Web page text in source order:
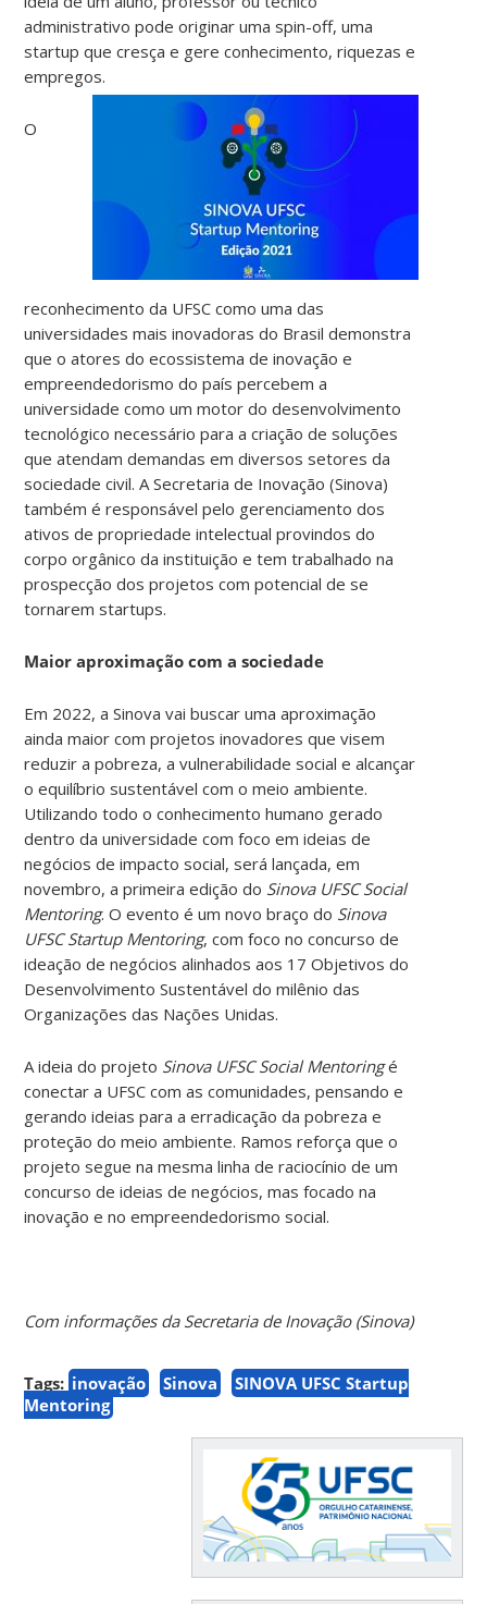
administrativo pode originar uma spin-off, uma
startup que cresça e gere conhecimento, riquezas e
empregos.
O
reconhecimento da UFSC como uma das
universidades mais inovadoras do Brasil demonstra
que o atores do ecossistema de inovação e
empreendedorismo do país percebem a
universidade como um motor do desenvolvimento
tecnológico necessário para a criação de soluções
que atendam demandas em diversos setores da
sociedade civil. A Secretaria de Inovação (Sinova)
também é responsável pelo gerenciamento dos
ativos de propriedade intelectual provindos do
corpo orgânico da instituição e tem trabalhado na
prospecção dos projetos com potencial de se
tornarem startups.
Maior aproximação com a sociedade
Em 2022, a Sinova vai buscar uma aproximação
ainda maior com projetos inovadores que visem
reduzir a pobreza, a vulnerabilidade social e alcançar
o equilíbrio sustentável com o meio ambiente.
Utilizando todo o conhecimento humano gerado
dentro da universidade com foco em ideias de
negócios de impacto social, será lançada, em
novembro, a primeira edição do Sinova UFSC Social
Mentoring. O evento é um novo braço do Sinova
UFSC Startup Mentoring, com foco no concurso de
ideação de negócios alinhados aos 17 Objetivos do
Desenvolvimento Sustentável do milênio das
Organizações das Nações Unidas.
A ideia do projeto Sinova UFSC Social Mentoringé
conectar a UFSC com as comunidades, pensando e
gerando ideias para a erradicação da pobreza e
proteção do meio ambiente. Ramos reforça que o
projeto segue na mesma linha de raciocínio de um
concurso de ideias de negócios, mas focado na
inovação e no empreendedorismo social.
Com informações da Secretaria de Inovação (Sinova)
Tags: inovação Sinova
SINOVA UFSC Startup
Mentoring